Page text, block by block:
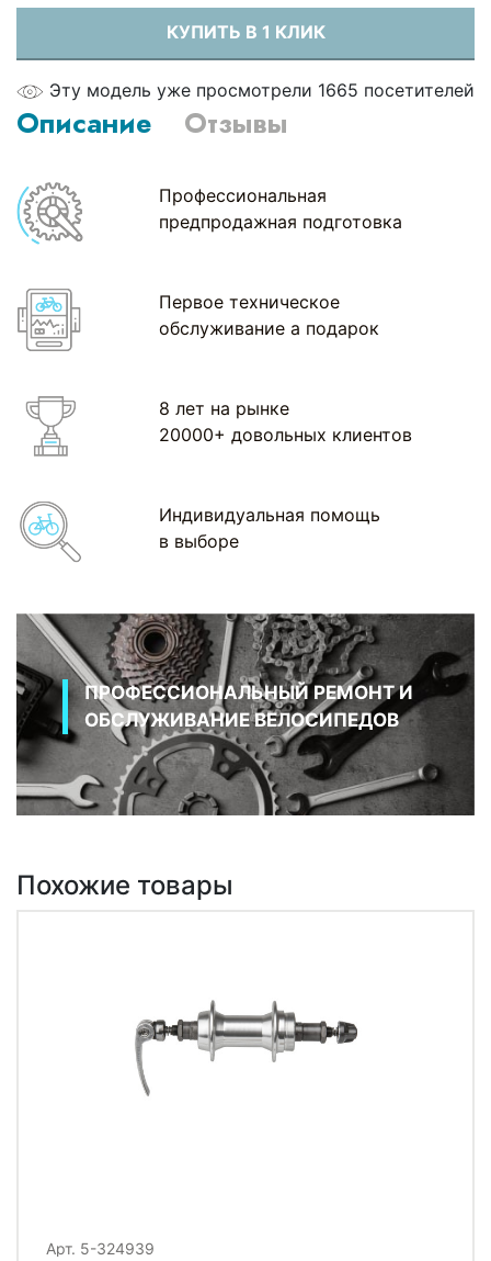
КУПИТЬ В 1 КЛИК
Эту модель уже просмотрели 1665 посетителей
Описание Отзывы
Профессиональная
предпродажная подготовка
Первое техническое
обслуживание а подарок
8 лет на рынке
20000+ довольных клиентов
Индивидуальная помощь
в выборе
ПРОФЕССИОНАЛЬНЫЙ РЕМОНТ И
ОБСЛУЖИВАНИЕ ВЕЛОСИПЕДОВ
Похожие товары
Арт. 5-324939